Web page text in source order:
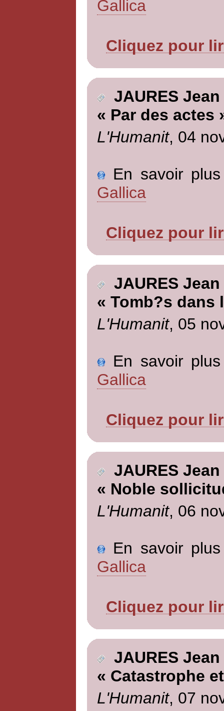
Gallica
Cliquez pour
JAURES Jean
« Par des actes
L'Humanit, 04
En savoir
Gallica
Cliquez pour
JAURES Jean
« Tomb?s dans
L'Humanit, 05
En savoir
Gallica
Cliquez pour
JAURES Jean
« Noble
L'Humanit, 06
En savoir
Gallica
Cliquez pour
JAURES Jean
« Catastrophe
L'Humanit, 07